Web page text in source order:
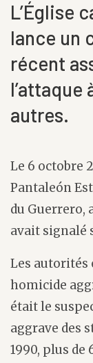
L’Église
lance un
récent
l’attaque
autres.
Le 6 octobre
Pantaleón
du Guerrero,
avait signalé
Les autorités
homicide
était le
aggrave des
1990, plus de